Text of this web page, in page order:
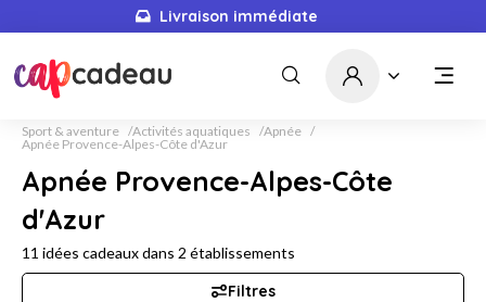
Livraison immédiate
Sport & aventure Activités aquatiques
Apnée
Apnée Provence-Alpes-Côte d'Azur
Apnée Provence-Alpes-Côte
d'Azur
11 idées cadeaux dans 2 établissements
Filtres